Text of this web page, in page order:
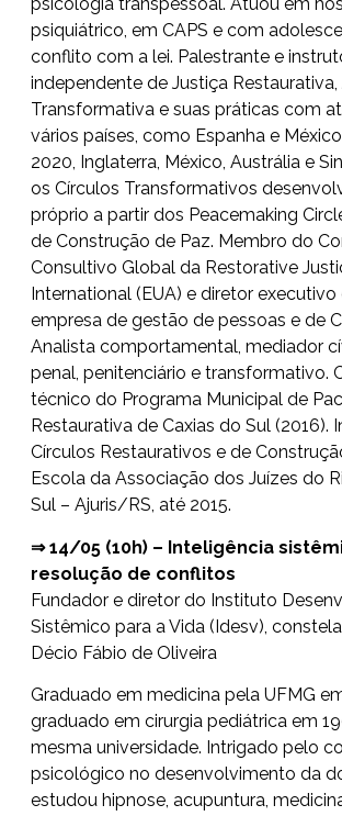
psiquiátrico, em CAPS e com
conflito com a lei. Palestrante e
independente de Justiça Restaurativa,
Transformativa e suas práticas com
vários países, como Espanha e
2020, Inglaterra, México, Austrália e
os Círculos Transformativos
próprio a partir dos Peacemaking
de Construção de Paz. Membro do
Consultivo Global da Restorative
International (EUA) e diretor
empresa de gestão de pessoas e de
Analista comportamental, mediador
penal, penitenciário e transformativo.
técnico do Programa Municipal de
Restaurativa de Caxias do Sul (2016).
Círculos Restaurativos e de
Escola da Associação dos Juízes do
Sul – Ajuris/RS, até 2015.
⇒ 14/05 (10h) – Inteligência
resolução de conflitos
Fundador e diretor do Instituto
Sistêmico para a Vida (Idesv),
Décio Fábio de Oliveira
Graduado em medicina pela UFMG
graduado em cirurgia pediátrica em
mesma universidade. Intrigado pelo
psicológico no desenvolvimento da
estudou hipnose, acupuntura,